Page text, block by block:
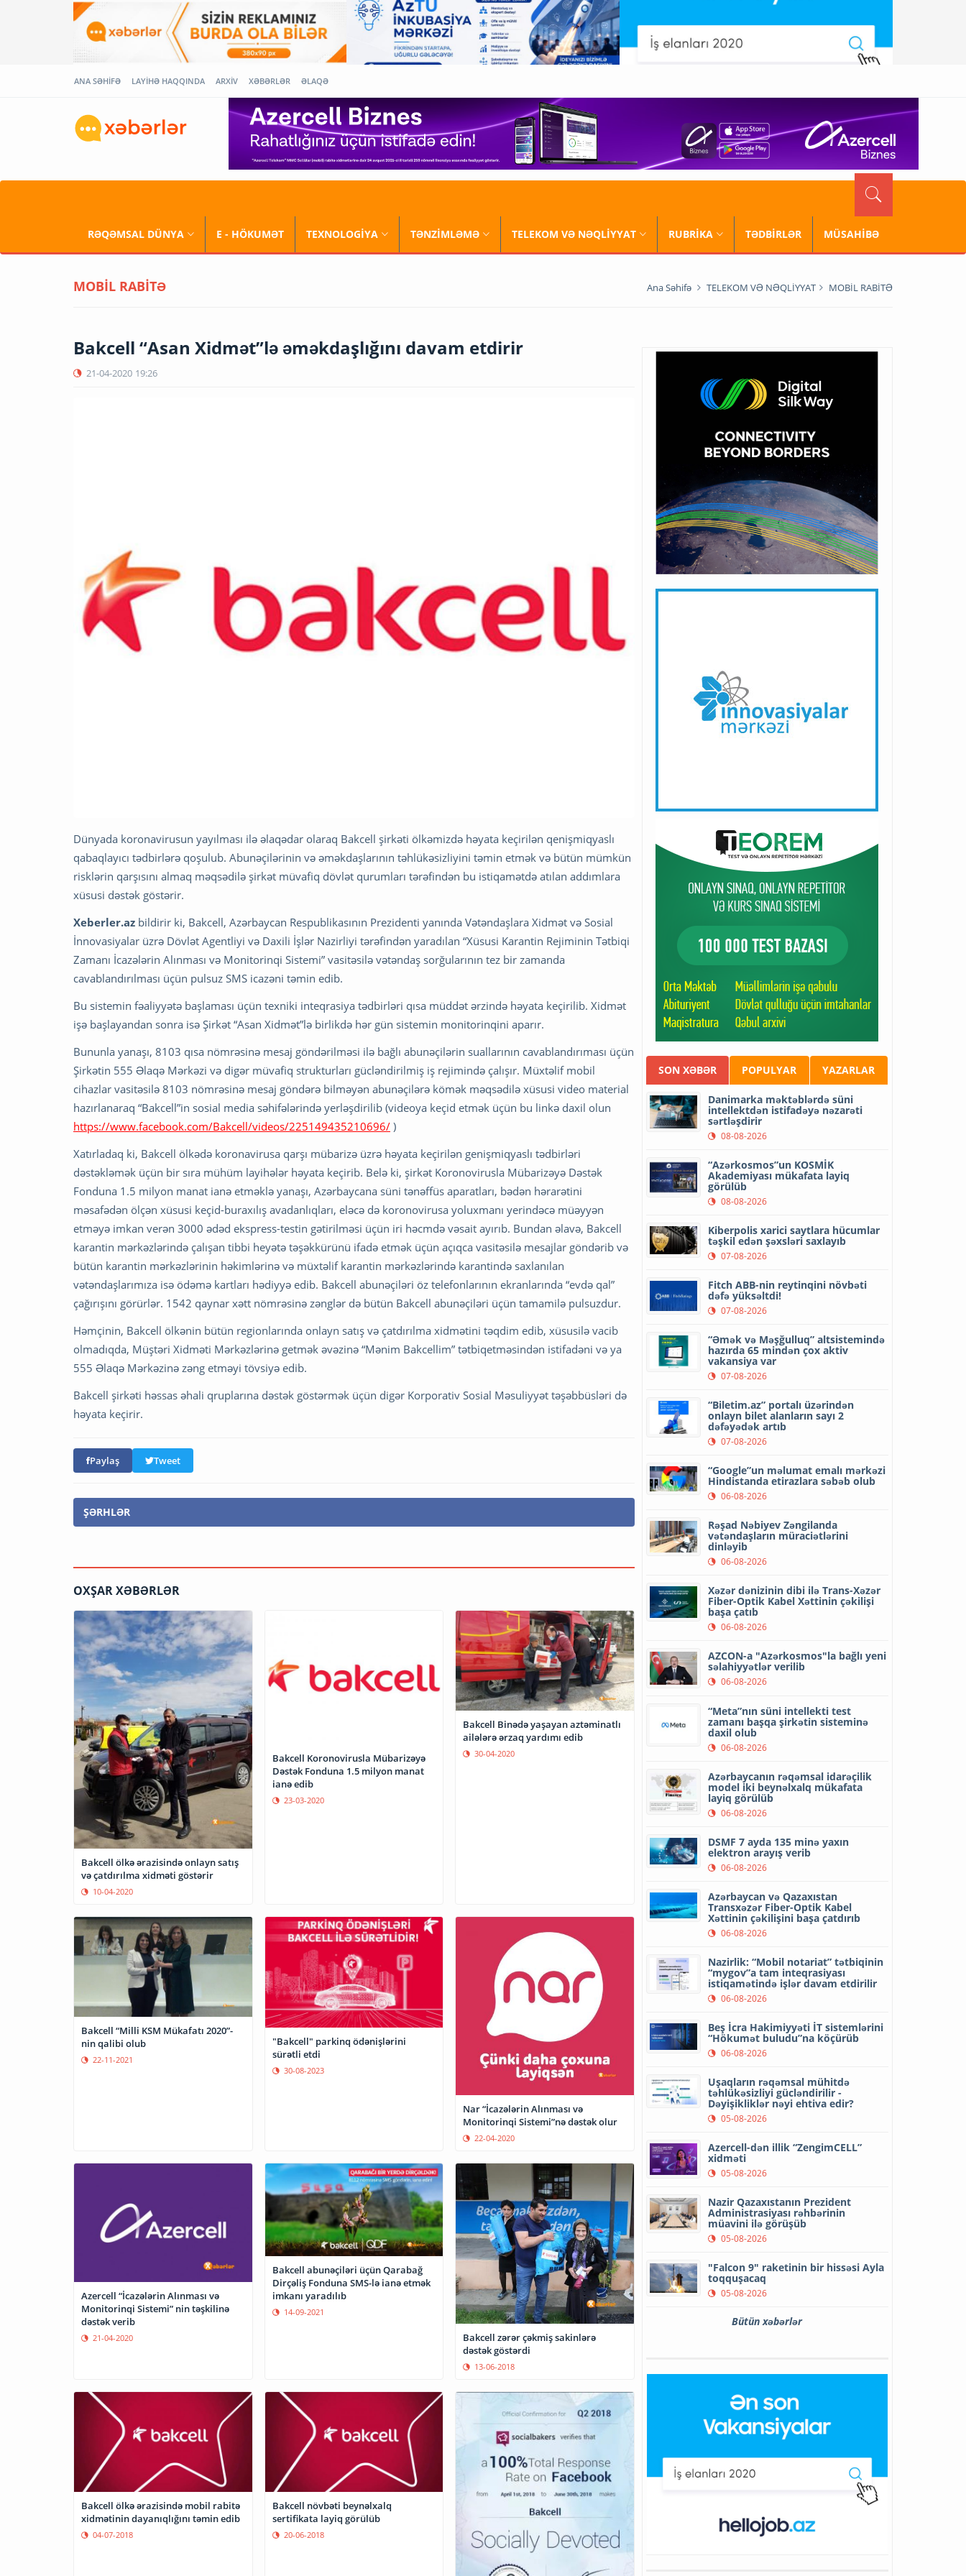
ANA SƏHİFƏ LAYİHƏ HAQQINDA ARXİV XƏBƏRLƏR ƏLAQƏ
RƏQƏMSAL DÜNYA E - HÖKUMƏT TEXNOLOGİYA TƏNZİMLƏMƏ TELEKOM VƏ NƏQLİYYAT RUBRİKA TƏDBİRLƏR MÜSAHİBƏ
MOBİL RABİTƏ Ana Səhifə TELEKOM VƏ NƏQLİYYAT MOBİL RABİTƏ
Bakcell “Asan Xidmət”lə əməkdaşlığını davam etdirir
21-04-2020 19:26
Dünyada koronavirusun yayılması ilə əlaqədar olaraq Bakcell şirkəti ölkəmizdə həyata keçirilən qenişmiqyaslı
qabaqlayıcı tədbirlərə qoşulub. Abunəçilərinin və əməkdaşlarının təhlükəsizliyini təmin etmək və bütün mümkün
risklərin qarşısını almaq məqsədilə şirkət müvafiq dövlət qurumları tərəfindən bu istiqamətdə atılan addımlara
xüsusi dəstək göstərir.
Xeberler.az bildirir ki, Bakcell, Azərbaycan Respublikasının Prezidenti yanında Vətəndaşlara Xidmət və Sosial
İnnovasiyalar üzrə Dövlət Agentliyi və Daxili İşlər Nazirliyi tərəfindən yaradılan “Xüsusi Karantin Rejiminin Tətbiqi
Zamanı İcazələrin Alınması və Monitorinqi Sistemi” vasitəsilə vətəndaş sorğularının tez bir zamanda
cavablandırılması üçün pulsuz SMS icazəni təmin edib.
Bu sistemin fəaliyyətə başlaması üçün texniki inteqrasiya tədbirləri qısa müddət ərzində həyata keçirilib. Xidmət
işə başlayandan sonra isə Şirkət “Asan Xidmət”lə birlikdə hər gün sistemin monitorinqini aparır.
Bununla yanaşı, 8103 qısa nömrəsinə mesaj göndərilməsi ilə bağlı abunəçilərin suallarının cavablandırıması üçün
Şirkətin 555 Əlaqə Mərkəzi və digər müvafiq strukturları gücləndirilmiş iş rejimində çalışır. Müxtəlif mobil
cihazlar vasitəsilə 8103 nömrəsinə mesaj göndərə bilməyən abunəçilərə kömək məqsədilə xüsusi video material
hazırlanaraq “Bakcell”in sosial media səhifələrində yerləşdirilib (videoya keçid etmək üçün bu linkə daxil olun
https://www.facebook.com/Bakcell/videos/225149435210696/ )
Xatırladaq ki, Bakcell ölkədə koronavirusa qarşı mübarizə üzrə həyata keçirilən genişmiqyaslı tədbirləri
dəstəkləmək üçün bir sıra mühüm layihələr həyata keçirib. Belə ki, şirkət Koronovirusla Mübarizəyə Dəstək
Fonduna 1.5 milyon manat ianə etməklə yanaşı, Azərbaycana süni tənəffüs aparatları, bədən hərarətini
məsafədən ölçən xüsusi keçid-buraxılış avadanlıqları, eləcə də koronovirusa yoluxmanı yerindəcə müəyyən
etməyə imkan verən 3000 ədəd ekspress-testin gətirilməsi üçün iri həcmdə vəsait ayırıb. Bundan əlavə, Bakcell
karantin mərkəzlərində çalışan tibbi heyətə təşəkkürünü ifadə etmək üçün açıqca vasitəsilə mesajlar göndərib və
bütün karantin mərkəzlərinin həkimlərinə və müxtəlif karantin mərkəzlərində karantində saxlanılan
vətəndaşlarımıza isə ödəmə kartları hədiyyə edib. Bakcell abunəçiləri öz telefonlarının ekranlarında “evdə qal”
çağırışını görürlər. 1542 qaynar xətt nömrəsinə zənglər də bütün Bakcell abunəçiləri üçün tamamilə pulsuzdur.
Həmçinin, Bakcell ölkənin bütün regionlarında onlayn satış və çatdırılma xidmətini təqdim edib, xüsusilə vacib
olmadıqda, Müştəri Xidməti Mərkəzlərinə getmək əvəzinə “Mənim Bakcellim” tətbiqetməsindən istifadəni və ya
555 Əlaqə Mərkəzinə zəng etməyi tövsiyə edib.
Bakcell şirkəti həssas əhali qruplarına dəstək göstərmək üçün digər Korporativ Sosial Məsuliyyət təşəbbüsləri də
həyata keçirir.
Paylaş Tweet
ŞƏRHLƏR
OXŞAR XƏBƏRLƏR
Bakcell ölkə ərazisində onlayn satış
və çatdırılma xidməti göstərir
10-04-2020
Bakcell Koronovirusla Mübarizəyə
Dəstək Fonduna 1.5 milyon manat
ianə edib
23-03-2020
Bakcell Binədə yaşayan aztəminatlı
ailələrə ərzaq yardımı edib
30-04-2020
Bakcell “Milli KSM Mükafatı 2020”-
nin qalibi olub
22-11-2021
"Bakcell" parkinq ödənişlərini
sürətli etdi
30-08-2023
Nar “İcazələrin Alınması və
Monitorinqi Sistemi”nə dəstək olur
22-04-2020
Azercell “İcazələrin Alınması və
Monitorinqi Sistemi” nin təşkilinə
dəstək verib
21-04-2020
Bakcell abunəçiləri üçün Qarabağ
Dirçəliş Fonduna SMS-lə ianə etmək
imkanı yaradılıb
14-09-2021
Bakcell zərər çəkmiş sakinlərə
dəstək göstərdi
13-06-2018
Bakcell ölkə ərazisində mobil rabitə
xidmətinin dayanıqlığını təmin edib
04-07-2018
Bakcell növbəti beynəlxalq
sertifikata layiq görülüb
20-06-2018
SON XƏBƏR POPULYAR YAZARLAR
Danimarka məktəblərdə süni
intellektdən istifadəyə nəzarəti
sərtləşdirir
08-08-2026
“Azərkosmos”un KOSMİK
Akademiyası mükafata layiq
görülüb
08-08-2026
Kiberpolis xarici saytlara hücumlar
təşkil edən şəxsləri saxlayıb
07-08-2026
Fitch ABB-nin reytinqini növbəti
dəfə yüksəltdi!
07-08-2026
“Əmək və Məşğulluq” altsistemində
hazırda 65 mindən çox aktiv
vakansiya var
07-08-2026
“Biletim.az” portalı üzərindən
onlayn bilet alanların sayı 2
dəfəyədək artıb
07-08-2026
“Google”un məlumat emalı mərkəzi
Hindistanda etirazlara səbəb olub
06-08-2026
Rəşad Nəbiyev Zəngilanda
vətəndaşların müraciətlərini
dinləyib
06-08-2026
Xəzər dənizinin dibi ilə Trans-Xəzər
Fiber-Optik Kabel Xəttinin çəkilişi
başa çatıb
06-08-2026
AZCON-a "Azərkosmos"la bağlı yeni
səlahiyyətlər verilib
06-08-2026
“Meta”nın süni intellekti test
zamanı başqa şirkətin sisteminə
daxil olub
06-08-2026
Azərbaycanın rəqəmsal idarəçilik
model iki beynəlxalq mükafata
layiq görülüb
06-08-2026
DSMF 7 ayda 135 minə yaxın
elektron arayış verib
06-08-2026
Azərbaycan və Qazaxıstan
Transxəzər Fiber-Optik Kabel
Xəttinin çəkilişini başa çatdırıb
06-08-2026
Nazirlik: “Mobil notariat” tətbiqinin
“mygov”a tam inteqrasiyası
istiqamətində işlər davam etdirilir
06-08-2026
Beş İcra Hakimiyyəti İT sistemlərini
“Hökumət buludu”na köçürüb
06-08-2026
Uşaqların rəqəmsal mühitdə
təhlükəsizliyi gücləndirilir -
Dəyişikliklər nəyi ehtiva edir?
05-08-2026
Azercell-dən illik “ZengimCELL”
xidməti
05-08-2026
Nazir Qazaxıstanın Prezident
Administrasiyası rəhbərinin
müavini ilə görüşüb
05-08-2026
"Falcon 9" raketinin bir hissəsi Ayla
toqquşacaq
05-08-2026
Bütün xəbərlər